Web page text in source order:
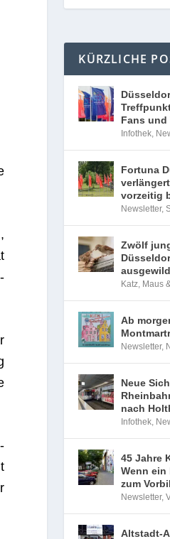
KÜRZLICHE
Fans und
Infothek,
Fortuna
vorzeitig
Newsletter,
Zwölf
Katz, Maus
Ab
Newsletter,
Neue
nach
Infothek,
45 Jahre
Wenn ein
zum
Newsletter,
Altstadt-